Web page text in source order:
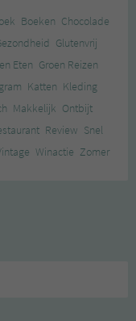
Boeken Chocolade
Glutenvrij
Eten Groen Reizen
Katten Kleding
Makkelijk Ontbijt
Review Snel
Winactie Zomer